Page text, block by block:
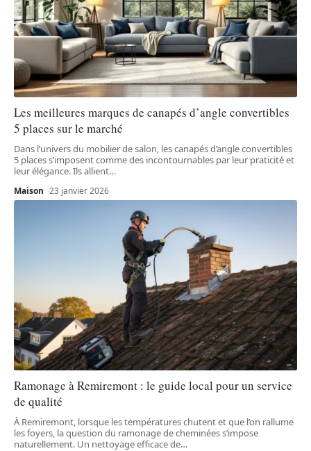
Les meilleures marques de canapés d’angle convertibles
5 places sur le marché
Dans l’univers du mobilier de salon, les canapés d’angle convertibles
5 places s’imposent comme des incontournables par leur praticité et
leur élégance. Ils allient…
Maison 23 janvier 2026
Ramonage à Remiremont : le guide local pour un service
de qualité
À Remiremont, lorsque les températures chutent et que l’on rallume
les foyers, la question du ramonage de cheminées s’impose
naturellement. Un nettoyage efficace de…